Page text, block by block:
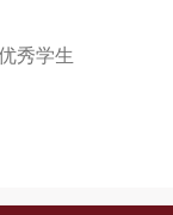
秀学生